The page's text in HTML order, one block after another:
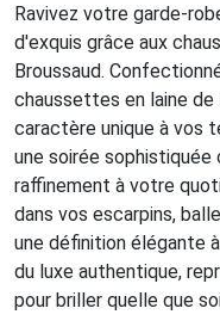
Ravivez votre garde-
d'exquis grâce aux
Broussaud.
chaussettes en laine de
caractère unique à vos
une soirée
raffinement à votre
dans vos escarpins,
une définition élégante
du luxe authentique,
pour briller quelle que